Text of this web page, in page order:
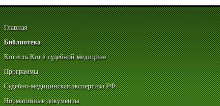
Главная
Библиотека
Кто есть Кто в судебной медицине
Программы
Судебно-медицинская экспертиза РФ
Нормативные документы